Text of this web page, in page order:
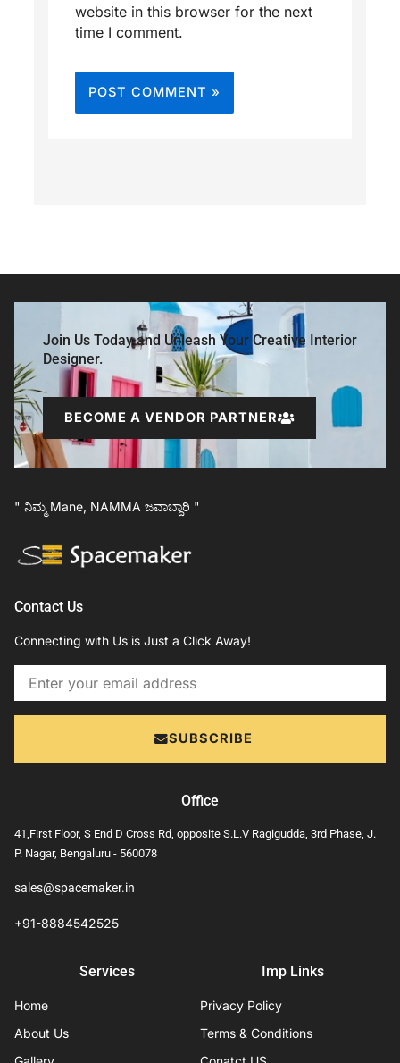
website in this browser for the next
time I comment.
Join Us Today and Unleash Your Creative Interior
Designer.
BECOME A VENDOR PARTNER
" ನಿಮ್ಮ Mane, NAMMA ಜವಾಬ್ದಾರಿ "
Contact Us
Connecting with Us is Just a Click Away!
Email
SUBSCRIBE
Office
41,First Floor, S End D Cross Rd, opposite S.L.V Ragigudda, 3rd Phase, J.
P. Nagar, Bengaluru - 560078
sales@spacemaker.in
+91-8884542525
Services
Home
About Us
Imp Links
Privacy Policy
Terms & Conditions